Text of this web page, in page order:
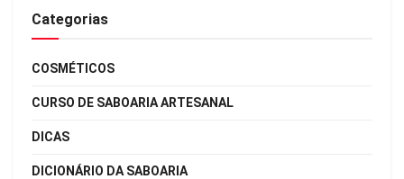
Categorias
COSMÉTICOS
CURSO DE SABOARIA ARTESANAL
DICAS
DICIONÁRIO DA SABOARIA